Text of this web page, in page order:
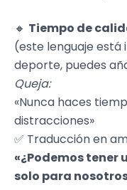
🔸 Tiempo de
(este lenguaje
deporte, puedes
Queja:
«Nunca haces
distracciones»
✅ Traducción en
«¿Podemos tener
solo para